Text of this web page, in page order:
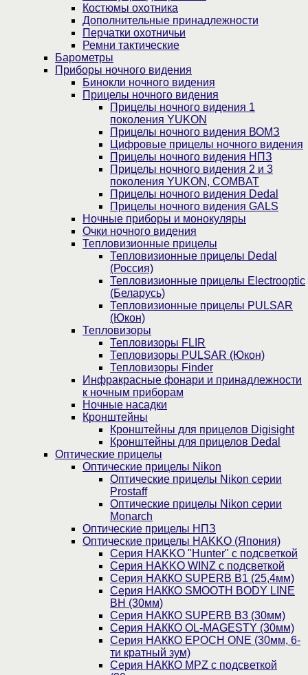
Костюмы охотника
Дополнительные принадлежности
Перчатки охотничьи
Ремни тактические
Барометры
Приборы ночного видения
Бинокли ночного видения
Прицелы ночного видения
Прицелы ночного видения 1
поколения YUKON
Прицелы ночного видения ВОМЗ
Цифровые прицелы ночного видения
Прицелы ночного видения НПЗ
Прицелы ночного видения 2 и 3
поколения YUKON, COMBAT
Прицелы ночного видения Dedal
Прицелы ночного видения GALS
Ночные приборы и монокуляры
Очки ночного видения
Тепловизионные прицелы
Тепловизионные прицелы Dedal
(Россия)
Тепловизионные прицелы Electrooptic
(Беларусь)
Тепловизионные прицелы PULSAR
(Юкон)
Тепловизоры
Тепловизоры FLIR
Тепловизоры PULSAR (Юкон)
Тепловизоры Finder
Инфракрасные фонари и принадлежности
к ночным приборам
Ночные насадки
Кронштейны
Кронштейны для прицелов Digisight
Кронштейны для прицелов Dedal
Оптические прицелы
Оптические прицелы Nikon
Оптические прицелы Nikon серии
Prostaff
Оптические прицелы Nikon серии
Monarch
Оптические прицелы НПЗ
Оптические прицелы HAKKO (Япония)
Cерия HAKKO "Hunter" с подсветкой
Серия НAKKO WINZ с подсветкой
Серия НАККО SUPERB B1 (25,4мм)
Серия НАККО SMOOTH BODY LINE
BH (30мм)
Серия НАККО SUPERB B3 (30мм)
Серия НАККО OL-MAGESTY (30мм)
Серия НАККО EPOCH ONE (30мм, 6-
ти кратный зум)
Серия НАККО MPZ с подсветкой